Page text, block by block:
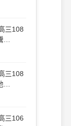
三108
三108
三106